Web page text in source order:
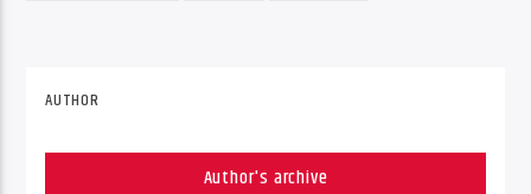
AUTHOR
Author's archive